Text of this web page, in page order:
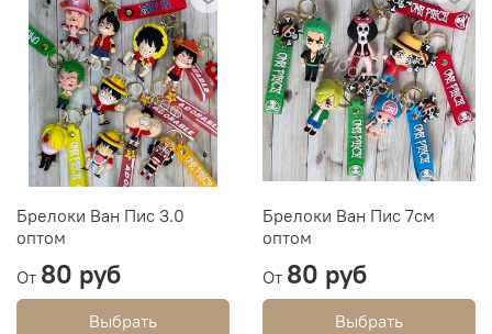
Брелоки Ван Пис 3.0
оптом
От 80 руб
Выбрать
Брелоки Ван Пис 7см
оптом
От 80 руб
Выбрать